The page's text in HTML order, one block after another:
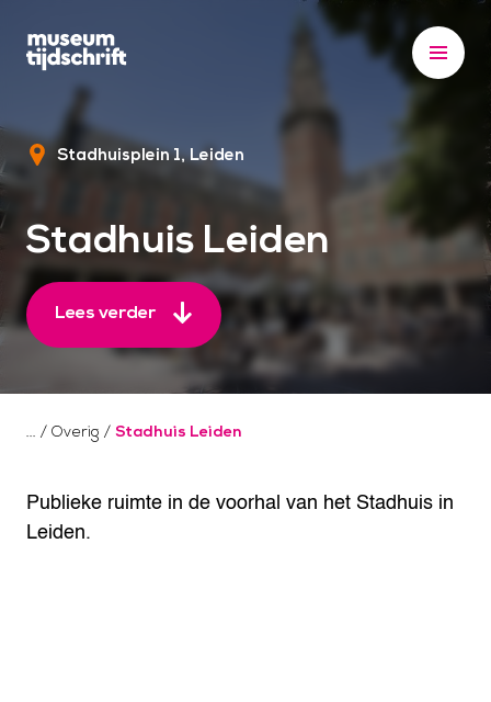
t
o
c
o
Stadhuisplein 1 Leiden
Stadhuis Leiden
Lees verder
/ Overig / Stadhuis Leiden
Publieke ruimte in de voorhal van het Stadhuis in
Leiden.